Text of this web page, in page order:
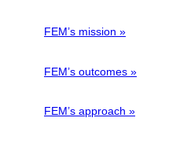
FEM’s mission »
FEM’s outcomes »
FEM’s approach »